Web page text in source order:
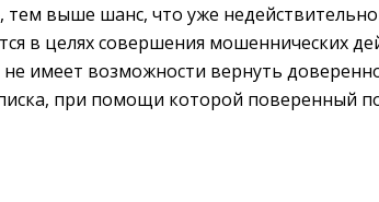
выше шанс, что уже
в целях совершения мошеннических
не имеет возможности вернуть
при помощи которой поверенный